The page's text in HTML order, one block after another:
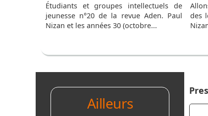
Étudiants et groupes intellectuels de
jeunesse n°20 de la revue Aden. Paul
Nizan et les années 30 (octobre...
des
Ailleurs